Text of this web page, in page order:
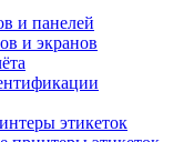
и панелей
и экранов
этикеток